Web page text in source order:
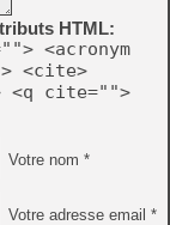
HTML:
<acronym
<cite>
<q cite="">
Votre nom *
Votre adresse email *